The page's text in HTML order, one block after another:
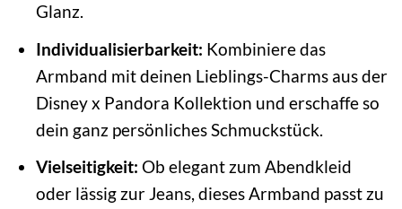
Glanz.
Individualisierbarkeit: Kombiniere das
Armband mit deinen Lieblings-Charms aus der
Disney x Pandora Kollektion und erschaffe so
dein ganz persönliches Schmuckstück.
Vielseitigkeit: Ob elegant zum Abendkleid
oder lässig zur Jeans, dieses Armband passt zu